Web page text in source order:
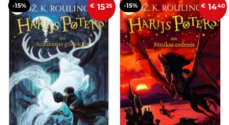
-15% € 1525 -15% € 1440